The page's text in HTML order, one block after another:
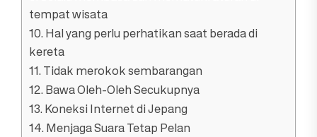
tempat wisata
10. Hal yang perlu perhatikan saat berada di
kereta
11. Tidak merokok sembarangan
12. Bawa Oleh-Oleh Secukupnya
13. Koneksi Internet di Jepang
14. Menjaga Suara Tetap Pelan